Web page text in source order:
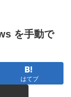
を手動で
はてブ